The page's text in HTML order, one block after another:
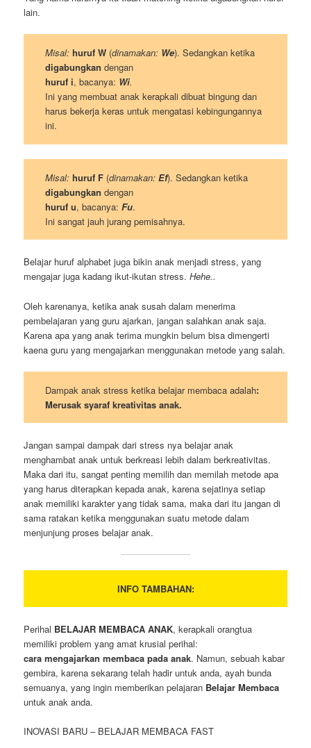
lain.
Misal: huruf W(dinamakan: We). Sedangkan ketika
digabungkan dengan
huruf i, bacanya: Wi.
Ini yang membuat anak kerapkali dibuat bingung dan
harus bekerja keras untuk mengatasi kebingungannya
ini.
Misal: huruf F(dinamakan: Ef). Sedangkan ketika
digabungkan dengan
huruf u, bacanya: Fu.
Ini sangat jauh jurang pemisahnya.
Belajar huruf alphabet juga bikin anak menjadi stress, yang
mengajar juga kadang ikut-ikutan stress.Hehe..
Oleh karenanya, ketika anak susah dalam menerima
pembelajaran yang guru ajarkan, jangan salahkan anak saja.
Karena apa yang anak terima mungkin belum bisa dimengerti
kaena guru yang mengajarkan menggunakan metode yang salah.
Dampak anak stress ketika belajar membaca adalah:
Merusak syaraf kreativitas anak.
Jangan sampai dampak dari stress nya belajar anak
menghambat anak untuk berkreasi lebih dalam berkreativitas.
Maka dari itu, sangat penting memilih dan memilah metode apa
yang harus diterapkan kepada anak, karena sejatinya setiap
anak memiliki karakter yang tidak sama, maka dari itu jangan di
sama ratakan ketika menggunakan suatu metode dalam
menjunjung proses belajar anak.
INFO TAMBAHAN:
Perihal BELAJAR MEMBACA ANAK, kerapkali orangtua
memiliki problem yang amat krusial perihal:
cara mengajarkan membaca pada anak. Namun, sebuah kabar
gembira, karena sekarang telah hadir untuk anda, ayah bunda
semuanya, yang ingin memberikan pelajaran Belajar Membaca
untuk anak anda.
INOVASI BARU – BELAJAR MEMBACA FAST